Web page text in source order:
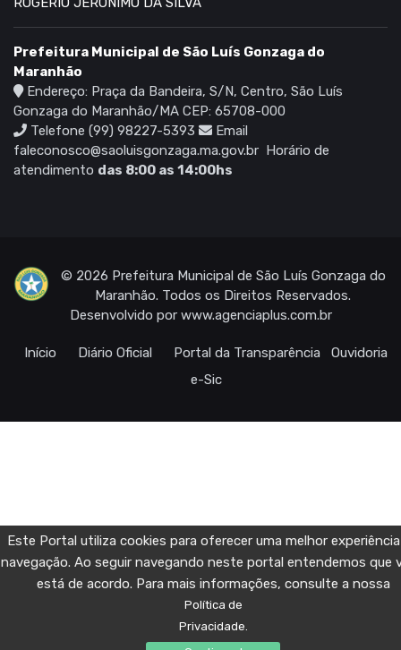
Este Portal utiliza cookies para oferecer uma melhor
navegação. Ao seguir navegando neste portal entendemos que
está de acordo. Para mais informações, consulte a nossa
Política de
Privacidade.
Prefeitura Municipal de São Luís Gonzaga do
Maranhão
Endereço: Praça da Bandeira, S/N, Centro, São Luís
Gonzaga do Maranhão/MA CEP: 65708-000
Telefone (99) 98227-5393
Email
faleconosco@saoluisgonzaga.ma.gov.br Horário de
atendimento das 8:00 as 14:00hs
© 2026 Prefeitura Municipal de São Luís Gonzaga do
Maranhão. Todos os Direitos Reservados.
Desenvolvido por www.agenciaplus.com.br
Início Diário Oficial Portal da Transparência
Ouvidoria
e-Sic